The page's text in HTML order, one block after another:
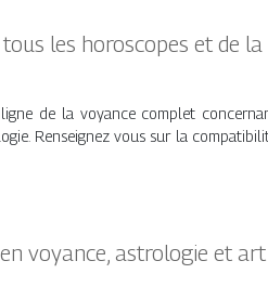
les horoscopes et de la
de la voyance complet
Renseignez vous sur la
voyance, astrologie et art